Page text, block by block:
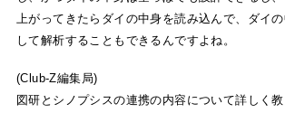
上がってきたらダイの中身を読み込んで、ダイ
して解析することもできるんですよね。
(Club-Z編集局)
図研とシノプシスの連携の内容について詳しく教